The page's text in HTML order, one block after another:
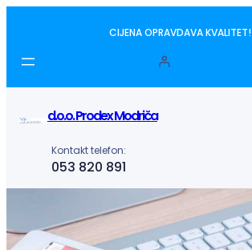
sadržaj
CIJENA OPRAVDAVA KVALITET!
d.o.o. Prodex Modriča
Kontakt telefon:
053 820 891